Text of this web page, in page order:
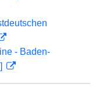
- Baden-